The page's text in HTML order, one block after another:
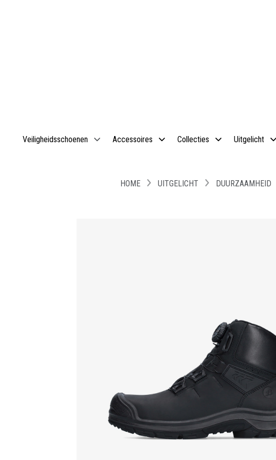
Veiligheidsschoenen Accessoires Collecties Uitgelicht
HOME UITGELICHT DUURZAAMHEID